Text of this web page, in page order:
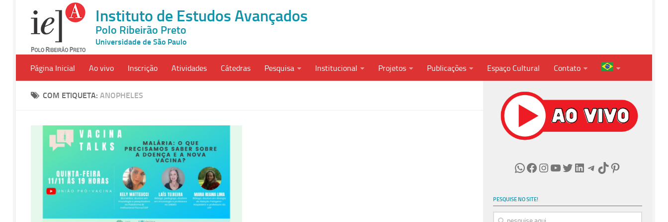
Instituto de Estudos Avançados
Polo Ribeirão Preto
Universidade de São Paulo
Página Inicial Ao vivo Inscrição Atividades Cátedras Pesquisa Institucional Projetos Publicações Espaço Cultural Contato
COM ETIQUETA: ANOPHELES
WhatsApp
Facebook
Instagram
Youtube
Twitter
LinkedIn
Telegram
TikTokPinterest
PESQUISE NO SITE!